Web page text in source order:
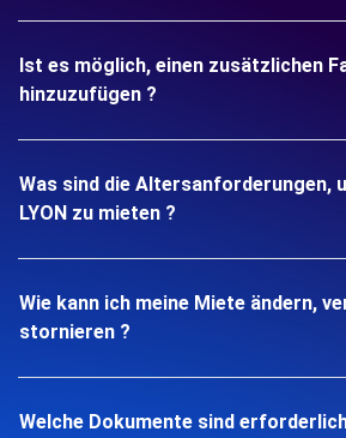
Ist es möglich, einen zusätzlichen
hinzuzufügen ?
Was sind die Altersanforderungen,
LYON zu mieten ?
Wie kann ich meine Miete ändern,
stornieren ?
Welche Dokumente sind